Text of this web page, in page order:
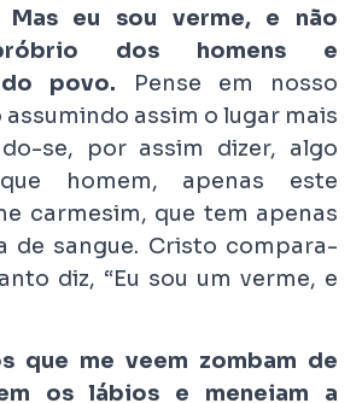
Mas eu sou verme, e não
dos homens e
povo. Pense em nosso
assim o lugar mais
se, por assim dizer, algo
homem, apenas este
carmesim, que tem apenas
de sangue. Cristo compara-
diz, “Eu sou um verme, e
que me veem zombam de
os lábios e meneiam a